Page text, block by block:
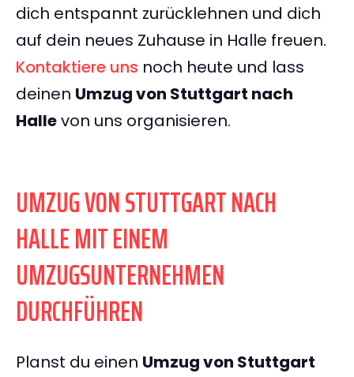
dich entspannt zurücklehnen und dich
auf dein neues Zuhause in Halle freuen.
Kontaktiere uns noch heute und lass
deinen Umzug von Stuttgart nach
Hallevon uns organisieren.
UMZUG VON STUTTGART NACH
HALLE MIT EINEM
UMZUGSUNTERNEHMEN
DURCHFÜHREN
Planst du einen Umzug von Stuttgart